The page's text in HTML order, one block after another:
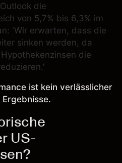
die
von 5,7% bis 6,3% im
'Wir erwarten, dass die
sinken werden, da
die
ist kein verlässlicher
US-